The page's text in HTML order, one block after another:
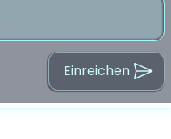
Einreichen